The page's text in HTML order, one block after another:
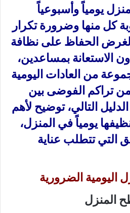
يومياً وأسبوعياً
منها وضرورة تكرار
لغرض الحفاظ على نظافة
الاستعانة بمساعدين،
من العادات اليومية
تراكم الفوضى بين
التالي، توضيح لأهم
يومياً في المنزل،
التي تتطلب عناية
اليومية الضرورية
المنزل